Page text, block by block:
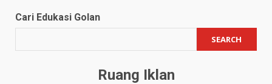
Cari Edukasi Golan
SEARCH
Ruang Iklan